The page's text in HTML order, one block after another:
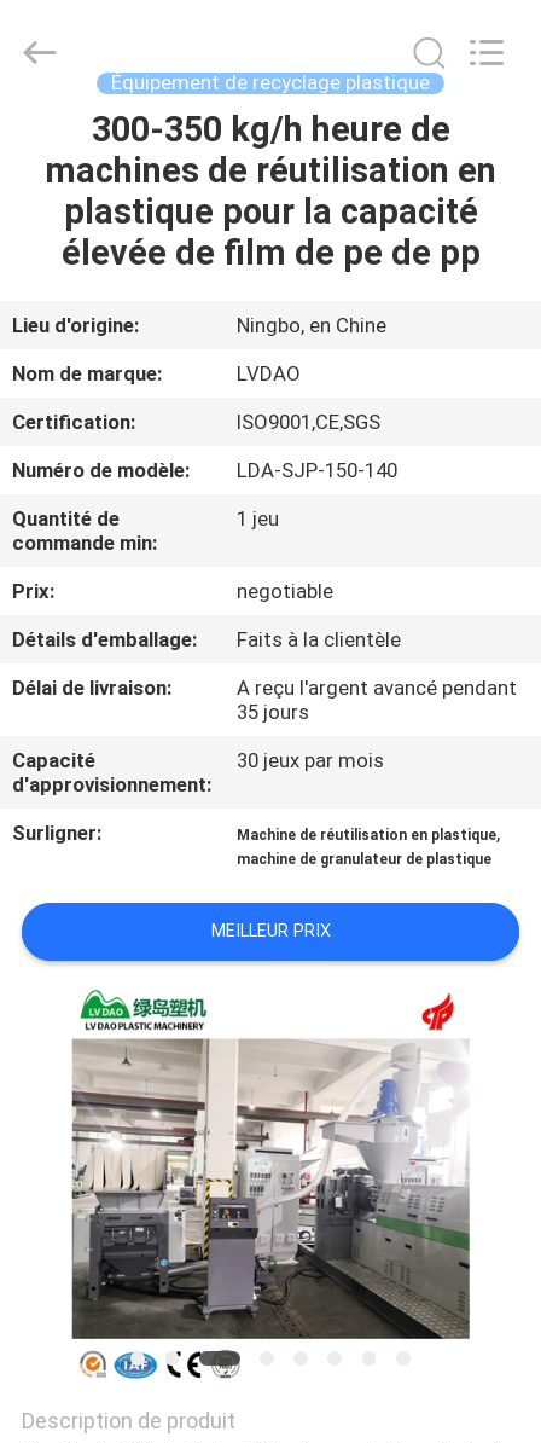
MAISON
PRODUITS
SUJET
DE
NOUS
VISITE
D'USINE
CONTRÔLE
DE
QUALITÉ
CONTACTEZ-
NOUS
DEMANDEZ
CITATION
PLAN
PRIVACY
POLICY
INDUSTRIAL
TRADE
Équipement de recyclage plastique
300-350 kg/h heure de
machines de réutilisation en
plastique pour la capacité
élevée de film de pe de pp
Lieu d'origine:
Ningbo, en Chine
Nom de marque:
LVDAO
Certification:
ISO9001,CE,SGS
Numéro de modèle:
LDA-SJP-150-140
Quantité de
commande min:
1 jeu
Prix:
negotiable
Détails d'emballage:
Faits à la clientèle
Délai de livraison:
A reçu l'argent avancé pendant
35 jours
Capacité
d'approvisionnement:
30 jeux par mois
Surligner: Machine de réutilisation en plastique,
machine de granulateur de plastique
MEILLEUR PRIX
Description de produit